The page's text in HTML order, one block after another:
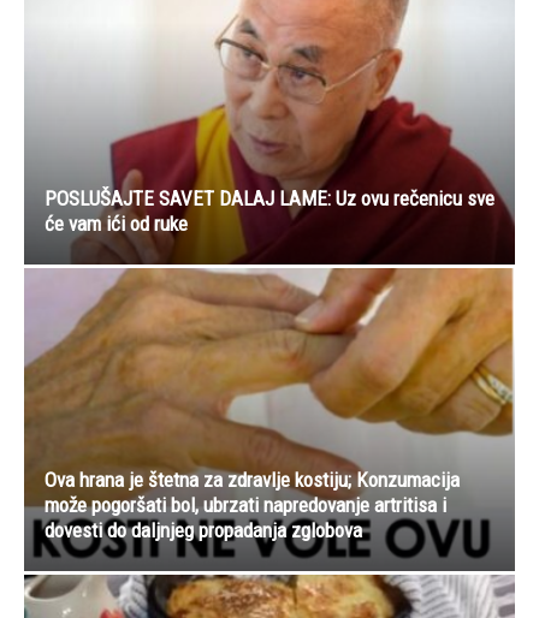
POSLUŠAJTE SAVET DALAJ LAME: Uz ovu rečenicu sve
će vam ići od ruke
Ova hrana je štetna za zdravlje kostiju; Konzumacija
može pogoršati bol, ubrzati napredovanje artritisa i
dovesti do daljnjeg propadanja zglobova